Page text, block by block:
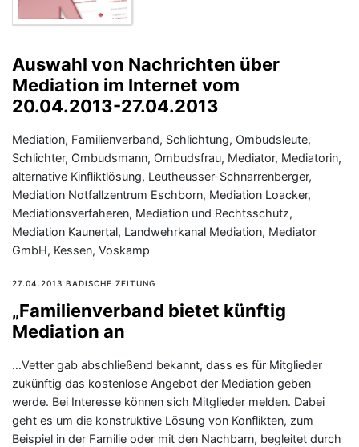
Auswahl von Nachrichten über
Mediation im Internet vom
20.04.2013-27.04.2013
Mediation, Familienverband, Schlichtung, Ombudsleute,
Schlichter, Ombudsmann, Ombudsfrau, Mediator, Mediatorin,
alternative Kinfliktlösung, Leutheusser-Schnarrenberger,
Mediation Notfallzentrum Eschborn, Mediation Loacker,
Mediationsverfaheren, Mediation und Rechtsschutz,
Mediation Kaunertal, Landwehrkanal Mediation, Mediator
GmbH, Kessen, Voskamp
27.04.2013 BADISCHE ZEITUNG
„Familienverband bietet künftig
Mediation an
…Vetter gab abschließend bekannt, dass es für Mitglieder
zukünftig das kostenlose Angebot der Mediation geben
werde. Bei Interesse können sich Mitglieder melden. Dabei
geht es um die konstruktive Lösung von Konflikten, zum
Beispiel in der Familie oder mit den Nachbarn, begleitet durch